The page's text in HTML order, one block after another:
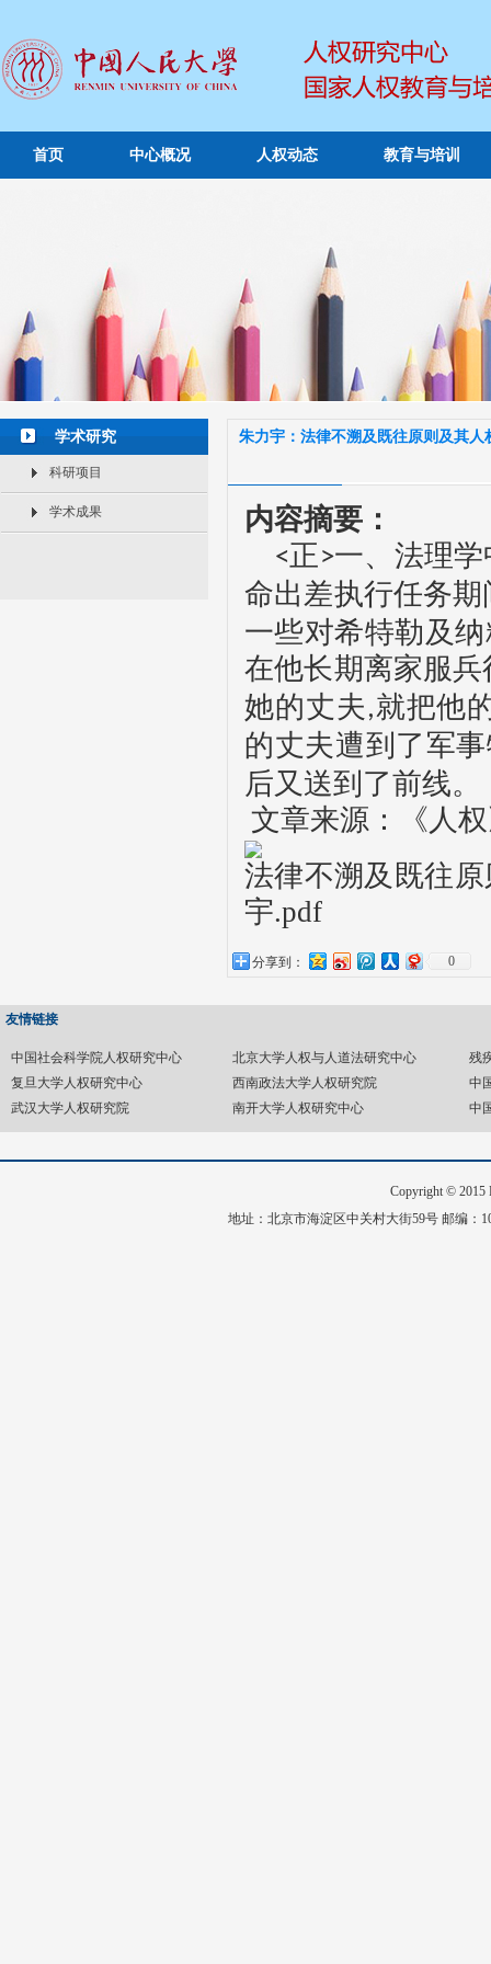
首页 中心概况 人权动态 教育与培训
学术研究
科研项目
学术成果
朱力宇：法律不溯及既往原则及其
内容摘要：
<正>一、法理学
命出差执行任务期
一些对希特勒及
在他长期离家服
她的丈夫,就把他
的丈夫遭到了军
后又送到了前线。
文章来源：《人
法律不溯及既往
宇.pdf
分享到： 0
友情链接
中国社会科学院人权研究中心 北京大学人权与人道法研究中心
残
复旦大学人权研究中心
西南政法大学人权研究院
中
武汉大学人权研究院
南开大学人权研究中心 中
Copyright © 2015
地址：北京市海淀区中关村大街59号 邮编：